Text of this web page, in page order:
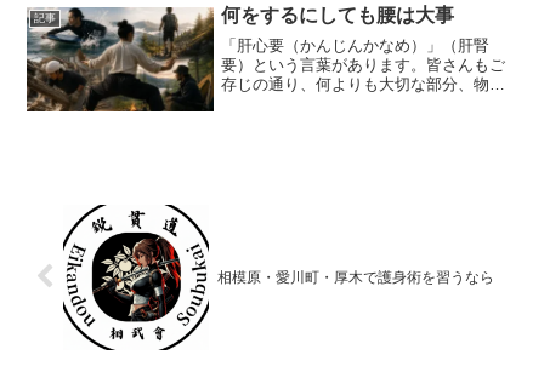
ってきます。重力は「克服すべき力」で
はない重力といえば、身体を...
記事 何をするにしても腰は大事
「肝心要（かんじんかなめ）」（肝腎
要）という言葉があります。皆さんもご
存じの通り、何よりも大切な部分、物事
相模原・愛川町・厚木で護身術を習うなら